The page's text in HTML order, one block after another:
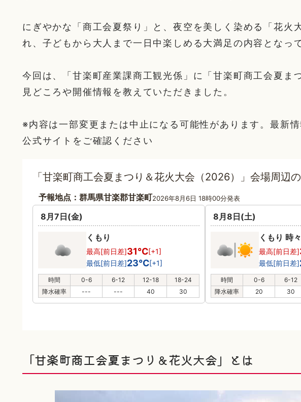
にぎやかな「商工会夏祭り」と、夜空を美しく染める「花火
れ、子どもから大人まで一日中楽しめる大満足の内容となっ
今回は、「甘楽町産業課商工観光係」に「甘楽町商工会夏ま
見どころや開催情報を教えていただきました。
※内容は一部変更または中止になる可能性があります。最新情
公式サイトをご確認ください
「甘楽町商工会夏まつり＆花火大会（2026）」会場周辺
予報地点：群馬県甘楽郡甘楽町2026年8月6日 18時00分発表
8月7日(金)
くもり
最高[前日差]31℃[+1]
最低[前日差]23℃[+1]
時間 0-6 6-12 12-18
18-24
降水確率
--- --- 40 30
8月8日(土)
くもり 時
最高[前日差]
最低[前日差]
時間 0-6 6-12
降水確率
20 30
「甘楽町商工会夏まつり＆花火大会」とは